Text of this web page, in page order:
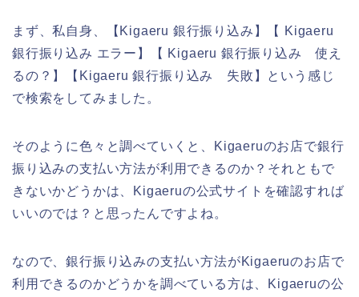
まず、私自身、【Kigaeru 銀行振り込み】【 Kigaeru
銀行振り込み エラー】【 Kigaeru 銀行振り込み 使え
るの？】【Kigaeru 銀行振り込み 失敗】という感じ
で検索をしてみました。
そのように色々と調べていくと、Kigaeruのお店で銀行
振り込みの支払い方法が利用できるのか？それともで
きないかどうかは、Kigaeruの公式サイトを確認すれば
いいのでは？と思ったんですよね。
なので、銀行振り込みの支払い方法がKigaeruのお店で
利用できるのかどうかを調べている方は、Kigaeruの公